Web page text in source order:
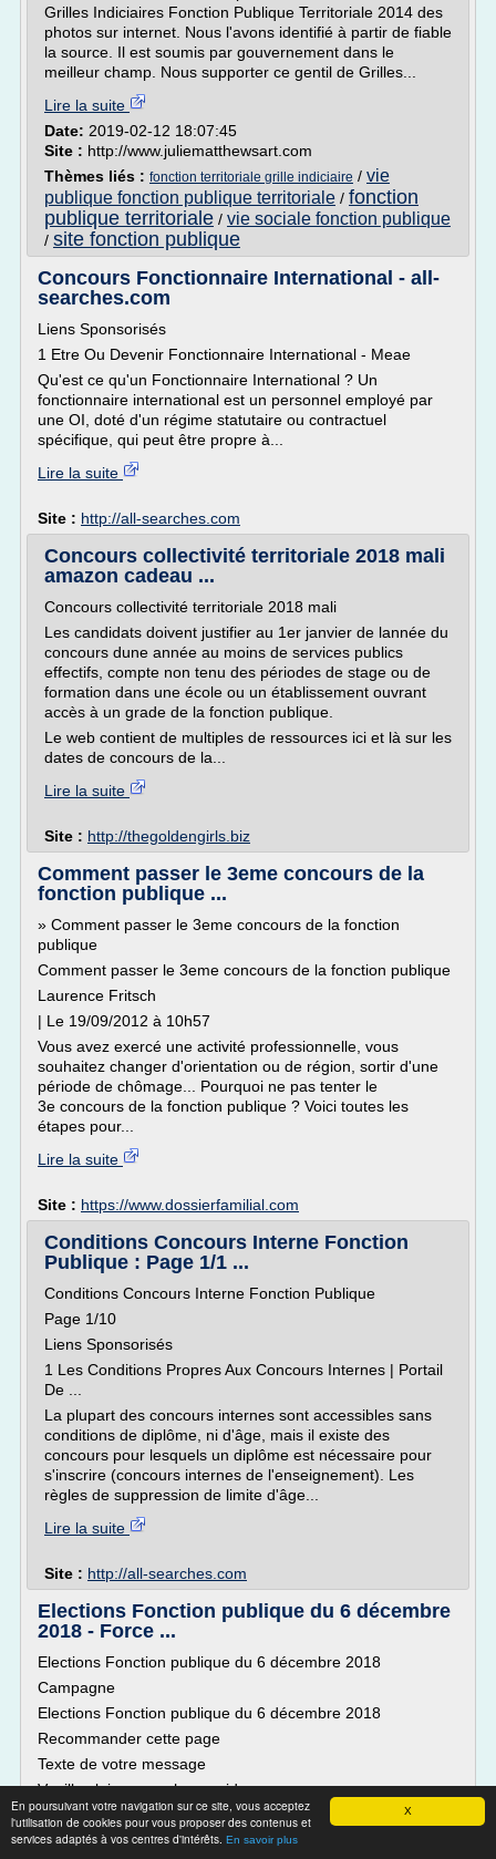
X
En poursuivant votre navigation sur ce site, vous acceptez
l'utilisation de cookies pour vous proposer des contenus et
services adaptés à vos centres d'intérêts. En savoir plus
Grilles Indiciaires Fonction Publique Territoriale 2014 des
photos sur internet. Nous l'avons identifié à partir de fiable
la source. Il est soumis par gouvernement dans le
meilleur champ. Nous supporter ce gentil de Grilles...
Lire la suite
Date: 2019-02-12 18:07:45
Site : http://www.juliematthewsart.com
Thèmes liés : fonction territoriale grille indiciaire / vie
publique fonction publique territoriale / fonction
publique territoriale / vie sociale fonction publique
/ site fonction publique
Concours Fonctionnaire International - all-
searches.com
Liens Sponsorisés
1 Etre Ou Devenir Fonctionnaire International - Meae
Qu'est ce qu'un Fonctionnaire International ? Un
fonctionnaire international est un personnel employé par
une OI, doté d'un régime statutaire ou contractuel
spécifique, qui peut être propre à...
Lire la suite
Site : http://all-searches.com
Concours collectivité territoriale 2018 mali
amazon cadeau ...
Concours collectivité territoriale 2018 mali
Les candidats doivent justifier au 1er janvier de lannée du
concours dune année au moins de services publics
effectifs, compte non tenu des périodes de stage ou de
formation dans une école ou un établissement ouvrant
accès à un grade de la fonction publique.
Le web contient de multiples de ressources ici et là sur les
dates de concours de la...
Lire la suite
Site : http://thegoldengirls.biz
Comment passer le 3eme concours de la
fonction publique ...
» Comment passer le 3eme concours de la fonction
publique
Comment passer le 3eme concours de la fonction publique
Laurence Fritsch
| Le 19/09/2012 à 10h57
Vous avez exercé une activité professionnelle, vous
souhaitez changer d'orientation ou de région, sortir d'une
période de chômage... Pourquoi ne pas tenter le
3e concours de la fonction publique ? Voici toutes les
étapes pour...
Lire la suite
Site : https://www.dossierfamilial.com
Conditions Concours Interne Fonction
Publique : Page 1/1 ...
Conditions Concours Interne Fonction Publique
Page 1/10
Liens Sponsorisés
1 Les Conditions Propres Aux Concours Internes | Portail
De ...
La plupart des concours internes sont accessibles sans
conditions de diplôme, ni d'âge, mais il existe des
concours pour lesquels un diplôme est nécessaire pour
s'inscrire (concours internes de l'enseignement). Les
règles de suppression de limite d'âge...
Lire la suite
Site : http://all-searches.com
Elections Fonction publique du 6 décembre
2018 - Force ...
Elections Fonction publique du 6 décembre 2018
Campagne
Elections Fonction publique du 6 décembre 2018
Recommander cette page
Texte de votre message
Veuillez laisser ce champ vide :
Elections Fonction publiques : FO mobilisée dans la
campagne pour les élections dans les 3 versants de la